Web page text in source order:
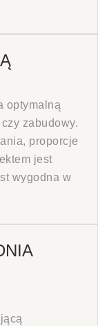
optymalną
zabudowy.
proporcje
jest
wygodna w